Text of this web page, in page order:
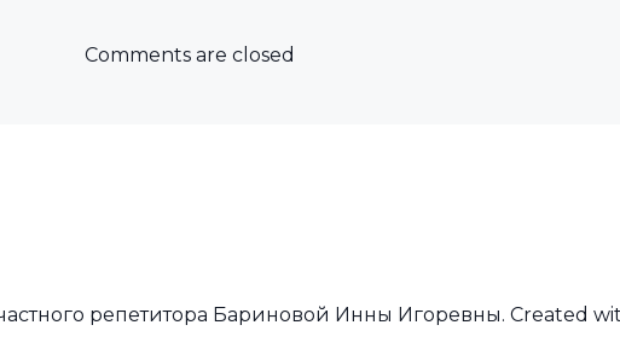
Comments are closed
репетитора Бариновой Инны Игоревны. Created